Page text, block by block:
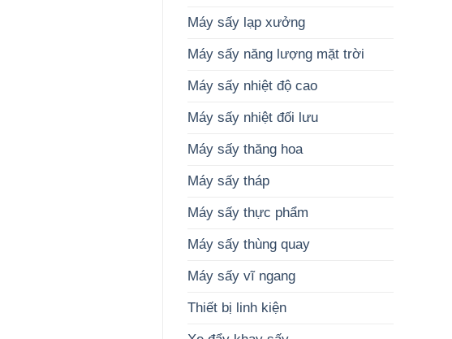
Máy sấy lạp xưởng
Máy sấy năng lượng mặt trời
Máy sấy nhiệt độ cao
Máy sấy nhiệt đối lưu
Máy sấy thăng hoa
Máy sấy tháp
Máy sấy thực phẩm
Máy sấy thùng quay
Máy sấy vĩ ngang
Thiết bị linh kiện